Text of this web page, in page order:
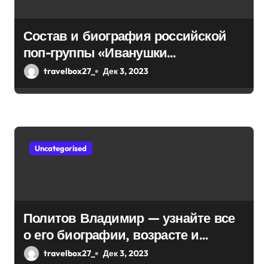
п
и
с
я
Состав и биография российской
поп-группы «Иванушки
интернешнл» — история успеха,
travelbox27_ Дек 3, 2023
Uncategorised
Политов Владимир — узнайте все
о его биографии, возрасте и
впечатляющих достижениях!
travelbox27_ Дек 3, 2023